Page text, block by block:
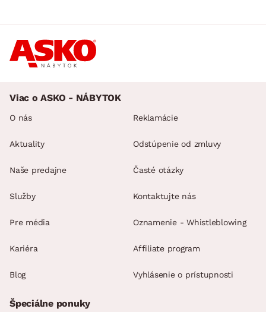
Viac o ASKO - NÁBYTOK
O nás
Aktuality
Naše predajne
Služby
Pre média
Kariéra
Blog
Reklamácie
Odstúpenie od zmluvy
Časté otázky
Kontaktujte nás
Oznamenie - Whistleblowing
Affiliate program
Vyhlásenie o prístupnosti
Špeciálne ponuky